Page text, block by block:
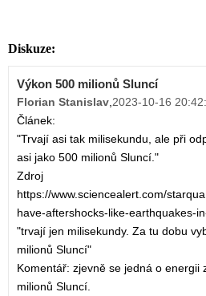
Diskuze:
Výkon 500 milionů Sluncí
Florian Stanislav,2023-10-16
Článek:
"Trvají asi tak milisekundu, ale při
asi jako 500 milionů Sluncí."
Zdroj
https://www.sciencealert.com/
have-aftershocks-like-earthquakes-
"trvají jen milisekundy. Za tu dobu
milionů Sluncí"
Komentář: zjevně se jedná o energii
milionů Sluncí.